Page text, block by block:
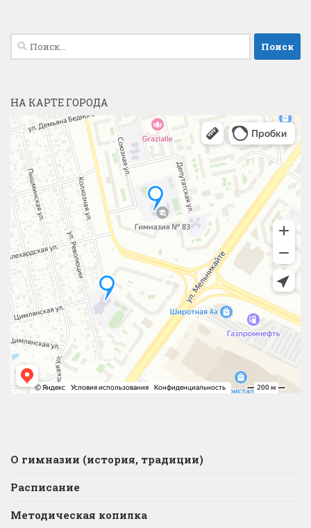
Найти:
НА КАРТЕ ГОРОДА
О гимназии (история, традиции)
Расписание
Методическая копилка